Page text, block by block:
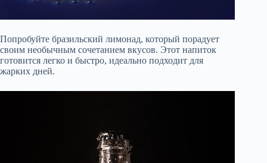
Попробуйте бразильский лимонад, который порадует
своим необычным сочетанием вкусов. Этот напиток
готовится легко и быстро, идеально подходит для
жарких дней.